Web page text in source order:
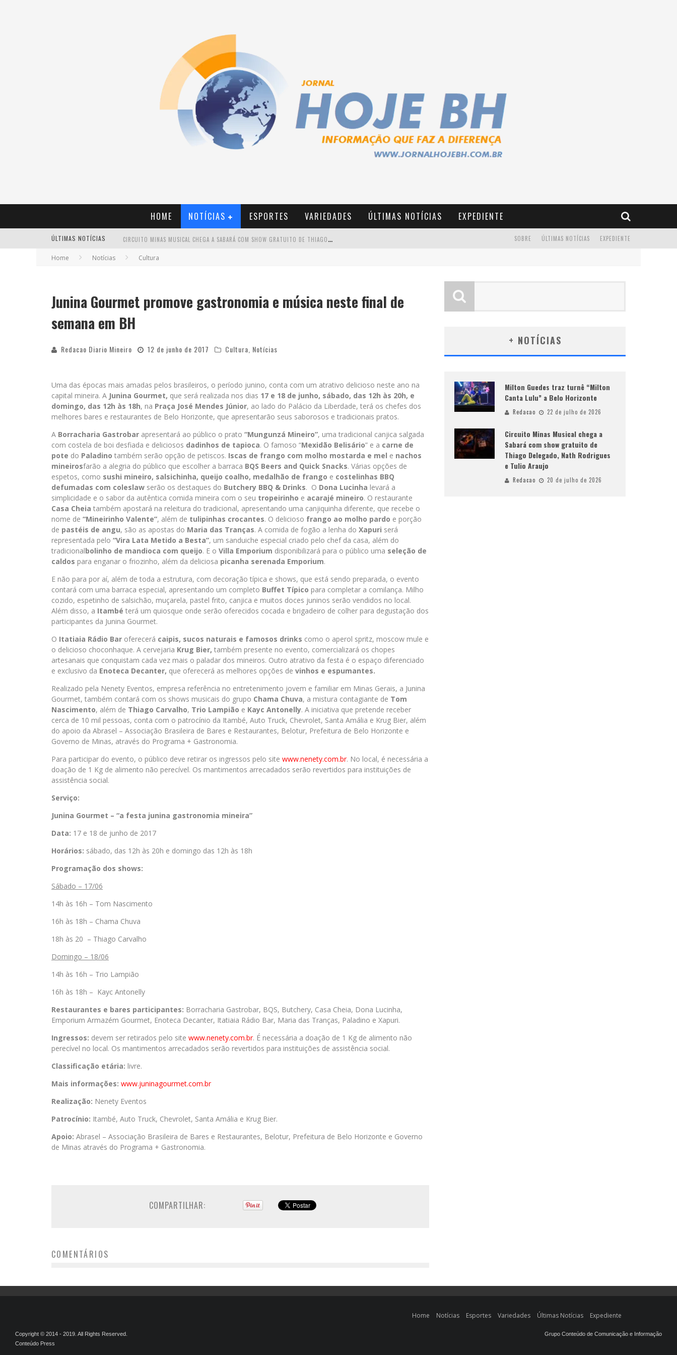
HOME NOTÍCIAS ESPORTES VARIEDADES ÚLTIMAS NOTÍCIAS EXPEDIENTE
ÚLTIMAS NOTÍCIAS C
IRCUITO MINAS MUSICAL CHEGA A SABARÁ COM SHOW GRATUITO DE THIAGO DELEGADO, NATH RODRIGUES E TULIO ARAUJO
MILTON GUEDES TRAZ TURNÊ “MILTON CANTA LULU” A BELO HORIZONTE
EXPEDIENTE
ÚLTIMAS NOTÍCIAS
SOBRE
Home Notícias Cultura
Junina Gourmet promove gastronomia e música neste final de
semana em BH
Redacao Diario Mineiro 12 de junho de 2017 Cultura Notícias
Uma das épocas mais amadas pelos brasileiros, o período junino, conta com um atrativo delicioso neste ano na
capital mineira. A Junina Gourmet, que será realizada nos dias 17 e 18 de junho, sábado, das 12h às 20h, e
domingo, das 12h às 18h, na Praça José Mendes Júnior, ao lado do Palácio da Liberdade, terá os chefes dos
melhores bares e restaurantes de Belo Horizonte, que apresentarão seus saborosos e tradicionais pratos.
A Borracharia Gastrobar apresentará ao público o prato “Mungunzá Mineiro”, uma tradicional canjica salgada
com costela de boi desfiada e deliciosos dadinhos de tapioca. O famoso “Mexidão Belisário” e a carne de
pote do Paladino também serão opção de petiscos. Iscas de frango com molho mostarda e mel e nachos
mineirosfarão a alegria do público que escolher a barraca BQS Beers and Quick Snacks. Várias opções de
espetos, como sushi mineiro, salsichinha, queijo coalho, medalhão de frango e costelinhas BBQ
defumadas com coleslaw serão os destaques do Butchery BBQ & Drinks. O Dona Lucinha levará a
simplicidade e o sabor da autêntica comida mineira com o seu tropeirinho e acarajé mineiro. O restaurante
Casa Cheia também apostará na releitura do tradicional, apresentando uma canjiquinha diferente, que recebe o
nome de “Mineirinho Valente”, além de tulipinhas crocantes. O delicioso frango ao molho pardo e porção
de pastéis de angu, são as apostas do Maria das Tranças. A comida de fogão a lenha do Xapuri será
representada pelo “Vira Lata Metido a Besta”, um sanduiche especial criado pelo chef da casa, além do
tradicionalbolinho de mandioca com queijo. E o Villa Emporium disponibilizará para o público uma seleção de
caldos para enganar o friozinho, além da deliciosa picanha serenada Emporium.
E não para por aí, além de toda a estrutura, com decoração típica e shows, que está sendo preparada, o evento
contará com uma barraca especial, apresentando um completo Buffet Típico para completar a comilança. Milho
cozido, espetinho de salsichão, muçarela, pastel frito, canjica e muitos doces juninos serão vendidos no local.
Além disso, a Itambé terá um quiosque onde serão oferecidos cocada e brigadeiro de colher para degustação dos
participantes da Junina Gourmet.
O Itatiaia Rádio Bar oferecerá caipis, sucos naturais e famosos drinks como o aperol spritz, moscow mule e
o delicioso choconhaque. A cervejaria Krug Bier, também presente no evento, comercializará os chopes
artesanais que conquistam cada vez mais o paladar dos mineiros. Outro atrativo da festa é o espaço diferenciado
e exclusivo da Enoteca Decanter, que oferecerá as melhores opções de vinhos e espumantes.
Realizado pela Nenety Eventos, empresa referência no entretenimento jovem e familiar em Minas Gerais, a Junina
Gourmet, também contará com os shows musicais do grupo Chama Chuva, a mistura contagiante de Tom
Nascimento, além de Thiago Carvalho, Trio Lampião e Kayc Antonelly. A iniciativa que pretende receber
cerca de 10 mil pessoas, conta com o patrocínio da Itambé, Auto Truck, Chevrolet, Santa Amália e Krug Bier, além
do apoio da Abrasel – Associação Brasileira de Bares e Restaurantes, Belotur, Prefeitura de Belo Horizonte e
Governo de Minas, através do Programa + Gastronomia.
Para participar do evento, o público deve retirar os ingressos pelo site www.nenety.com.br. No local, é necessária a
doação de 1 Kg de alimento não perecível. Os mantimentos arrecadados serão revertidos para instituições de
assistência social.
Serviço:
Junina Gourmet – “a festa junina gastronomia mineira”
Data: 17 e 18 de junho de 2017
Horários: sábado, das 12h às 20h e domingo das 12h às 18h
Programação dos shows:
Sábado – 17/06
14h às 16h – Tom Nascimento
16h às 18h – Chama Chuva
18h às 20 – Thiago Carvalho
Domingo – 18/06
14h às 16h – Trio Lampião
16h às 18h – Kayc Antonelly
Restaurantes e bares participantes: Borracharia Gastrobar, BQS, Butchery, Casa Cheia, Dona Lucinha,
Emporium Armazém Gourmet, Enoteca Decanter, Itatiaia Rádio Bar, Maria das Tranças, Paladino e Xapuri.
Ingressos: devem ser retirados pelo site www.nenety.com.br. É necessária a doação de 1 Kg de alimento não
perecível no local. Os mantimentos arrecadados serão revertidos para instituições de assistência social.
Classificação etária: livre.
Mais informações: www.juninagourmet.com.br
Realização: Nenety Eventos
Patrocínio: Itambé, Auto Truck, Chevrolet, Santa Amália e Krug Bier.
Apoio: Abrasel – Associação Brasileira de Bares e Restaurantes, Belotur, Prefeitura de Belo Horizonte e Governo
de Minas através do Programa + Gastronomia.
COMPARTILHAR:
COMENTÁRIOS
+ NOTÍCIAS
Milton Guedes traz turnê “Milton
Canta Lulu” a Belo Horizonte
Redacao 22 de julho de 2026
Circuito Minas Musical chega a
Sabará com show gratuito de
Thiago Delegado, Nath Rodrigues
e Tulio Araujo
Redacao 20 de julho de 2026
Home Notícias Esportes Variedades Últimas Notícias Expediente
Copyright © 2014 - 2019. All Rights Reserved.
Conteúdo Press
Grupo Conteúdo de Comunicação e Informação